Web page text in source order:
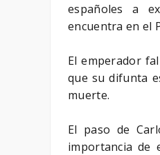
españoles a
encuentra en el
El emperador
que su difunta
muerte.
El paso de
importancia de